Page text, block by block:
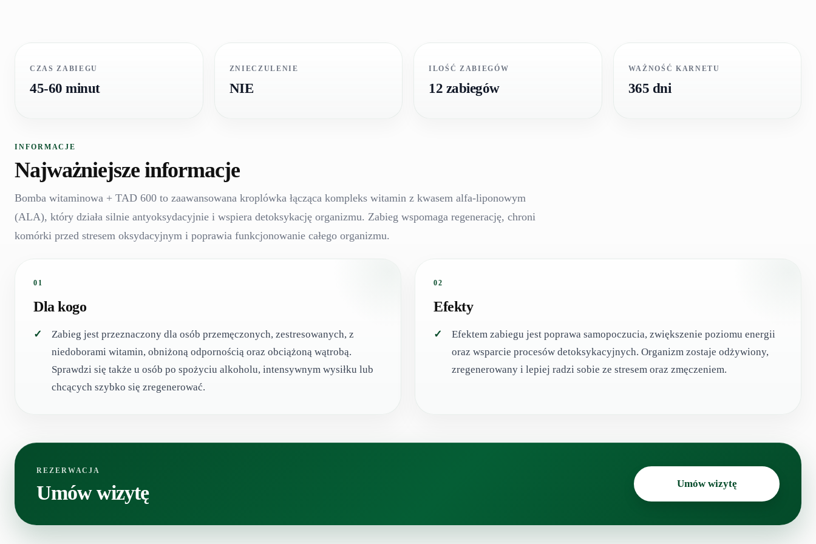
CZAS ZABIEGU
45-60 minut
ZNIECZULENIE
NIE
ILOŚĆ ZABIEGÓW
12 zabiegów
WAŻNOŚĆ KARNETU
365 dni
INFORMACJE
Najważniejsze informacje
Bomba witaminowa + TAD 600 to zaawansowana kroplówka łącząca kompleks witamin z kwasem alfa-liponowym
(ALA), który działa silnie antyoksydacyjnie i wspiera detoksykację organizmu. Zabieg wspomaga regenerację, chroni
komórki przed stresem oksydacyjnym i poprawia funkcjonowanie całego organizmu.
01
Dla kogo
Zabieg jest przeznaczony dla osób przemęczonych, zestresowanych, z
niedoborami witamin, obniżoną odpornością oraz obciążoną wątrobą.
Sprawdzi się także u osób po spożyciu alkoholu, intensywnym wysiłku lub
chcących szybko się zregenerować.
02
Efekty
Efektem zabiegu jest poprawa samopoczucia, zwiększenie poziomu energii
oraz wsparcie procesów detoksykacyjnych. Organizm zostaje odżywiony,
zregenerowany i lepiej radzi sobie ze stresem oraz zmęczeniem.
REZERWACJA
Umów wizytę Umów wizytę